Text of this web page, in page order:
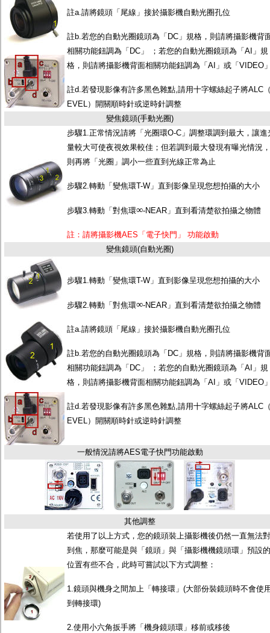
註a.請將鏡頭「尾線」接於攝影機自動光圈孔位
註b.若您的自動光圈鏡頭為「DC」規格，則請將攝影機背
相關功能鈕調為「DC」 ；若您的自動光圈鏡頭為「AI」規
格，則請將攝影機背面相關功能鈕調為「AI」或「VIDEO
註d.若發現影像有許多黑色雜點,請用十字螺絲起子將ALC
EVEL）開關順時針或逆時針調整
變焦鏡頭(手動光圈)
步驟1.正常情況請將「光圈環O-C」調整環調到最大，讓進
量較大可使夜視效果較佳；但若調到最大發現有曝光情況，
則再將「光圈」調小一些直到光線正常為止
步驟2.轉動「變焦環T-W」直到影像呈現您想拍攝的大小
步驟3.轉動「對焦環∞-NEAR」直到看清楚欲拍攝之物體
註：請將攝影機AES「電子快門」 功能啟動
變焦鏡頭(自動光圈)
步驟1.轉動「變焦環T-W」直到影像呈現您想拍攝的大小
步驟2.轉動「對焦環∞-NEAR」直到看清楚欲拍攝之物體
註a.請將鏡頭「尾線」接於攝影機自動光圈孔位
註b.若您的自動光圈鏡頭為「DC」規格，則請將攝影機背
相關功能鈕調為「DC」 ；若您的自動光圈鏡頭為「AI」規
格，則請將攝影機背面相關功能鈕調為「AI」或「VIDEO
註d.若發現影像有許多黑色雜點,請用十字螺絲起子將ALC
EVEL）開關順時針或逆時針調整
一般情況請將AES電子快門功能啟動
其他調整
若使用了以上方式，您的鏡頭裝上攝影機後仍然一直無法對
到焦，那麼可能是與「鏡頭」與「攝影機機鏡頭環」預設的
位置有些不合，此時可嘗試以下方式調整：
1.鏡頭與機身之間加上「轉接環」(大部份裝鏡頭時不會使
到轉接環)
2.使用小六角扳手將「機身鏡頭環」移前或移後